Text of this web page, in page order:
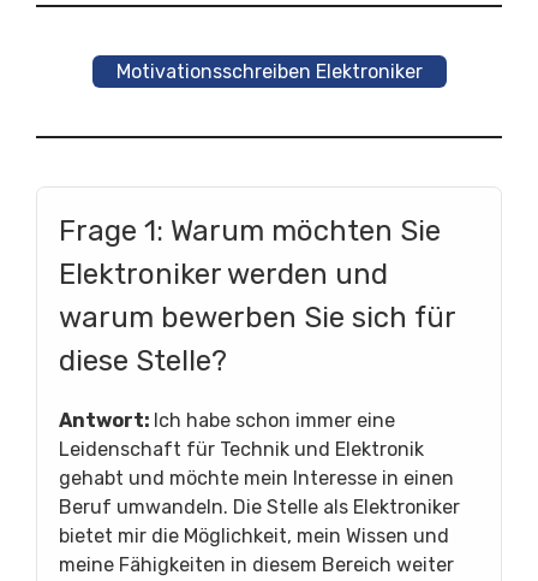
Motivationsschreiben Elektroniker
Frage 1: Warum möchten Sie
Elektroniker werden und
warum bewerben Sie sich für
diese Stelle?
Antwort: Ich habe schon immer eine
Leidenschaft für Technik und Elektronik
gehabt und möchte mein Interesse in einen
Beruf umwandeln. Die Stelle als Elektroniker
bietet mir die Möglichkeit, mein Wissen und
meine Fähigkeiten in diesem Bereich weiter